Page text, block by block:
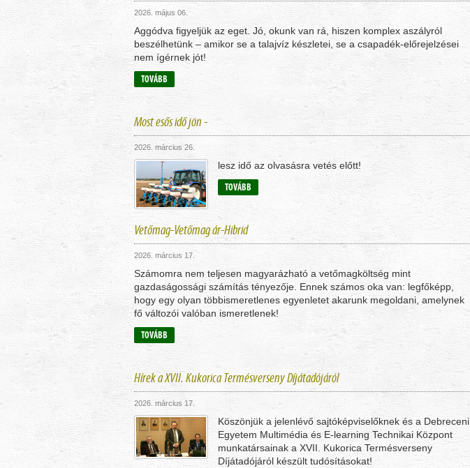
2026. május 06.
Aggódva figyeljük az eget. Jó, okunk van rá, hiszen komplex aszályról
beszélhetünk – amikor se a talajvíz készletei, se a csapadék-előrejelzései
nem ígérnek jót!
TOVÁBB
Most esős idő jön -
2026. március 26.
lesz idő az olvasásra vetés előtt!
TOVÁBB
Vetőmag-Vetőmag ár-Hibrid
2026. március 17.
Számomra nem teljesen magyarázható a vetőmagköltség mint
gazdaságossági számítás tényezője. Ennek számos oka van: legfőképp,
hogy egy olyan többismeretlenes egyenletet akarunk megoldani, amelynek
fő változói valóban ismeretlenek!
TOVÁBB
Hírek a XVII. Kukorica Termésverseny Díjátadójáról
2026. március 17.
Köszönjük a jelenlévő sajtóképviselőknek és a Debreceni
Egyetem Multimédia és E-learning Technikai Központ
munkatársainak a XVII. Kukorica Termésverseny
Díjátadójáról készült tudósításokat!